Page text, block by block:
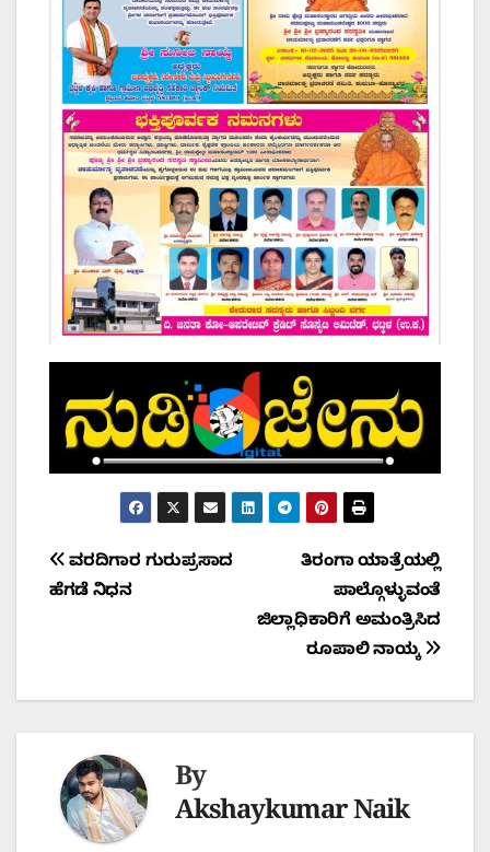
Post
navigation
ತಿರಂಗಾ ಯಾತ್ರೆಯಲ್ಲಿ
ಪಾಲ್ಗೊಳ್ಳುವಂತೆ
ಜಿಲ್ಲಾಧಿಕಾರಿಗೆ ಅಮಂತ್ರಿಸಿದ
ರೂಪಾಲಿ ನಾಯ್ಕ
ವರದಿಗಾರ ಗುರುಪ್ರಸಾದ
ಹೆಗಡೆ ನಿಧನ
By
Akshaykumar Naik